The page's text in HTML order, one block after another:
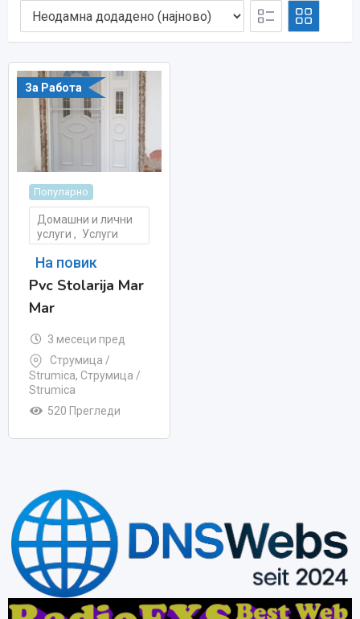
За Работа
Популарно
Домашни и лични
услуги , Услуги
На повик
Pvc Stolarija Mar
Mar
3 месеци пред
Струмица /
Strumica, Струмица /
Strumica
520 Прегледи